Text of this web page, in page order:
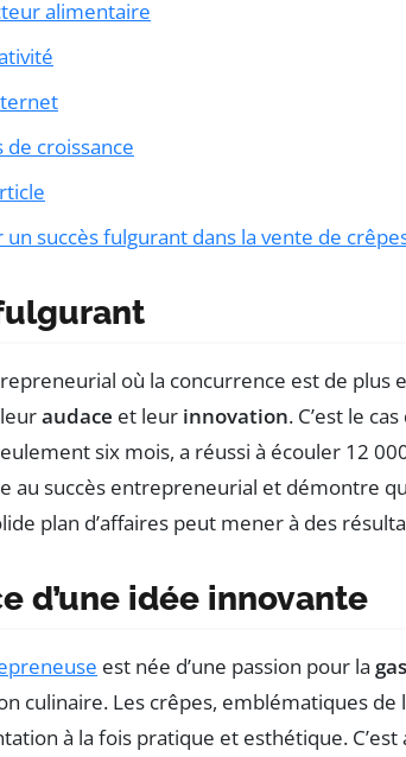
alimentaire
de croissance
un succès fulgurant dans la vente de
où la concurrence est de plus
audace et leur innovation. C’est le
six mois, a réussi à écouler 12
au succès entrepreneurial et démontre
plan d’affaires peut mener à des
d’une idée innovante
est née d’une passion pour la
culinaire. Les crêpes, emblématiques
à la fois pratique et esthétique. C’est